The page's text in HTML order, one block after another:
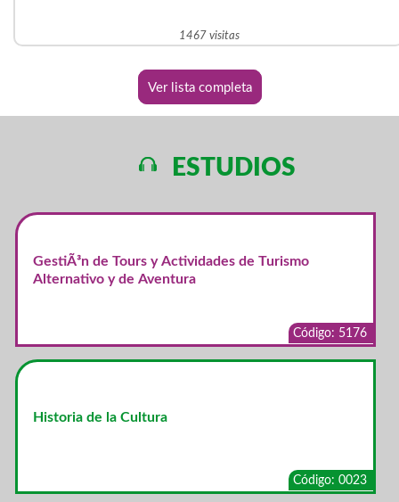
1467 visitas
Ver lista completa
ESTUDIOS
GestiÃ³n de Tours y Actividades de Turismo
Alternativo y de Aventura
Código: 5176
Historia de la Cultura
Código: 0023